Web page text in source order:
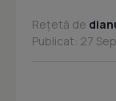
Rețetă de
Publicat: 27